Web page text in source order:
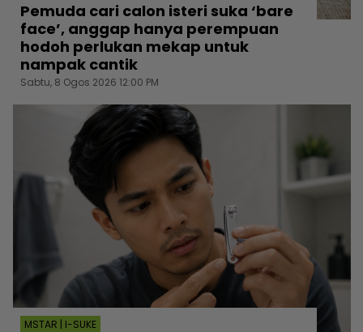
Pemuda cari calon isteri suka ‘bare
face’, anggap hanya perempuan
hodoh perlukan mekap untuk
nampak cantik
Sabtu, 8 Ogos 2026 12:00 PM
MSTAR | I-SUKE